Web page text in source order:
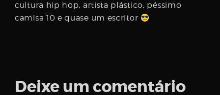
cultura hip hop, artista plástico, péssimo
camisa 10 e quase um escritor
Deixe um comentário